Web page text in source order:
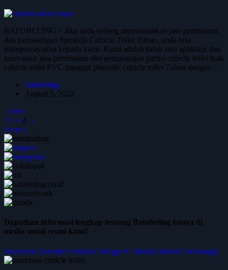
BATUBELING – Jika anda sedang membutuhkan jasa pembuatan
dan pemasangan Spesialis Cubicle Toilet Tuban, anda bisa
mempercayakan kepada kami. Kami adalah salah satu aplikator dan
kontraktor jasa pembuatan dan pemasangan partisi cubicle toilet baik
cubicle toilet PVC maupun phenolic cubicle toilet Tuban dengan…
batubeling
August 5, 2022
Prev
1 2 3 4 5
Next
Dapatkan informasi lengkap tentang Batubeling hanya di
media sosial resmi kami!
Facebook X-twitterYoutube Instagram Tiktok Linkedin Whatsapp